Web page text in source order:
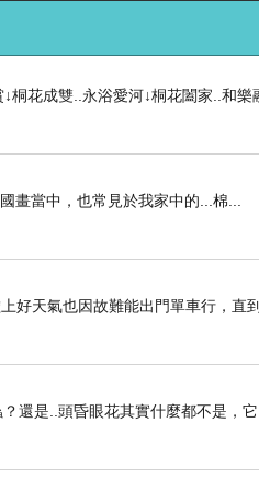
桐花成雙..永浴愛河↓桐花闔家..和樂
畫當中，也常見於我家中的...棉...
好天氣也因故難能出門單車行，直
還是..頭昏眼花其實什麼都不是，它